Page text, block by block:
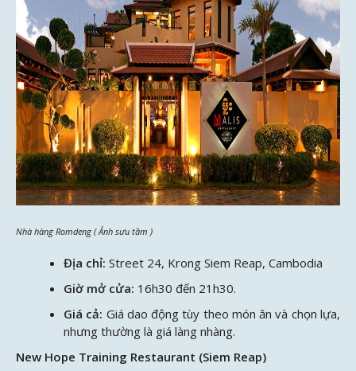
Nhà hàng Romdeng ( Ảnh sưu tầm )
Địa chỉ: Street 24, Krong Siem Reap, Cambodia
Giờ mở cửa: 16h30 đến 21h30.
Giá cả: Giá dao động tùy theo món ăn và chọn lựa,
nhưng thường là giá làng nhàng.
New Hope Training Restaurant (Siem Reap)